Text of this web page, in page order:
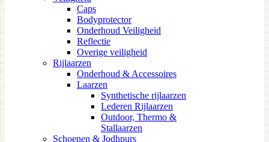
Caps
Bodyprotector
Onderhoud Veiligheid
Reflectie
Overige veiligheid
Rijlaarzen
Onderhoud & Accessoires
Laarzen
Synthetische rijlaarzen
Lederen Rijlaarzen
Outdoor, Thermo &
Stallaarzen
Schoenen & Jodhpurs